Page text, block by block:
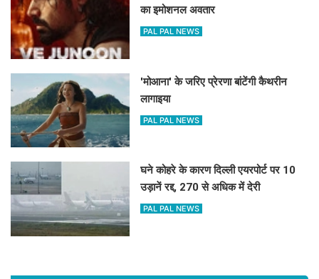
का इमोशनल अवतार
PAL PAL NEWS
'मोआना' के जरिए प्रेरणा बांटेंगी कैथरीन
लागाइया
PAL PAL NEWS
घने कोहरे के कारण दिल्ली एयरपोर्ट पर 10
उड़ानें रद्द, 270 से अधिक में देरी
PAL PAL NEWS